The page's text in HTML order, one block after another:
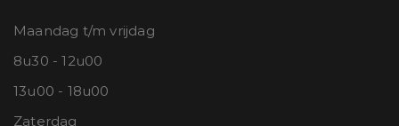
Maandag t/m vrijdag
8u30 - 12u00
13u00 - 18u00
Zaterdag